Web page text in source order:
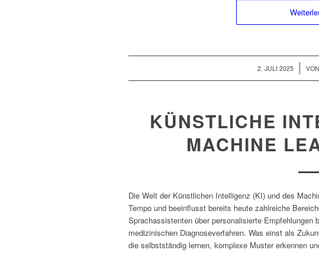
2. JULI 2025 VON
KÜNSTLICHE
MACHINE
Die Welt der Künstlichen Intelligenz (KI) und des
Tempo und beeinflusst bereits heute zahlreiche
Sprachassistenten über personalisierte Empfehlungen
medizinischen Diagnoseverfahren. Was einst als
die selbstständig lernen, komplexe Muster erkennen